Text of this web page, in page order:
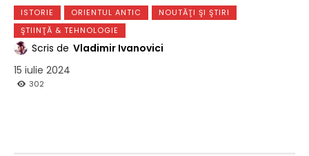
ISTORIE ORIENTUL ANTIC
NOUTĂŢI ŞI ŞTIRI
ŞTIINŢĂ & TEHNOLOGIE
Scris de Vladimir Ivanovici
15 iulie 2024
302